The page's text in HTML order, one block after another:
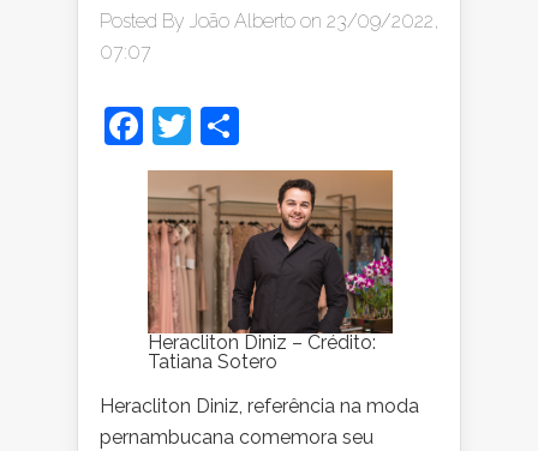
Posted By João Alberto on 23/09/2022,
07:07
Facebook
Twitter
Heracliton Diniz – Crédito:
Tatiana Sotero
Heracliton Diniz, referência na moda
pernambucana comemora seu